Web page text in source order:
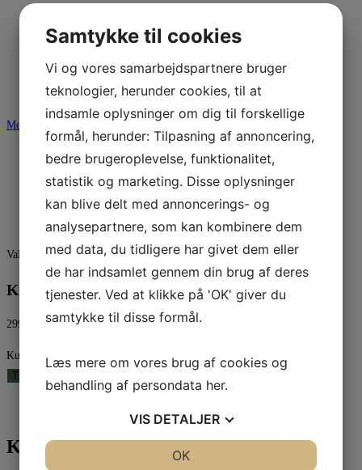
Menu
Forside
Kontakt
Valgt:
Kursus 1
299,95 kr.
Kursus 1 antal
Tilføj til kurv
Kursus 1
Samtykke til cookies
Vi og vores samarbejdspartnere bruger
teknologier, herunder cookies, til at
indsamle oplysninger om dig til forskellige
formål, herunder: Tilpasning af annoncering,
bedre brugeroplevelse, funktionalitet,
statistik og marketing. Disse oplysninger
kan blive delt med annoncerings- og
analysepartnere, som kan kombinere dem
med data, du tidligere har givet dem eller
de har indsamlet gennem din brug af deres
tjenester. Ved at klikke på 'OK' giver du
samtykke til disse formål.
Læs mere om vores brug af cookies og
behandling af persondata her.
VIS DETALJER
OK